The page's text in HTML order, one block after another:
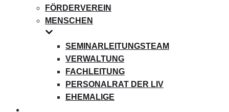
FÖRDERVEREIN
MENSCHEN
SEMINARLEITUNGSTEAM
VERWALTUNG
FACHLEITUNG
PERSONALRAT DER LIV
EHEMALIGE